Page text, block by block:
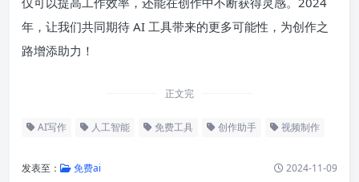
年，让我们共同期待 AI 工具带来的更多可能性，为创作之
路增添助力！
正文完
AI写作 人工智能 免费工具 创作助手 视频制作
发表至： 免费ai 2024-11-09